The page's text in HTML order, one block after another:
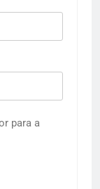
para a